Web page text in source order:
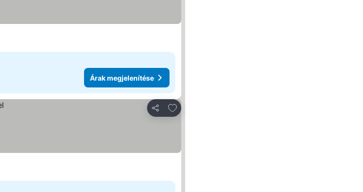
Árak megjelenítése
Megosztás
Hozzáadás a kedvencekhez